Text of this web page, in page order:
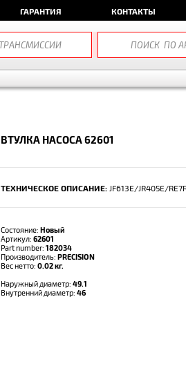
ГАРАНТИЯ КОНТАКТЫ
ВТУЛКА НАСОСА 62601
ТЕХНИЧЕСКОЕ ОПИСАНИЕ: JF613E/JR405E/
Состояние: Новый
Артикул: 62601
Part number: 182034
Производитель: PRECISION
Вес нетто: 0.02 кг.
Наружный диаметр: 49.1
Внутренний диаметр: 46